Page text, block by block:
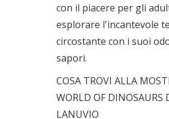
con il piacere per gli
esplorare l'incantevole
circostante con i suoi
sapori.
COSA TROVI ALLA
WORLD OF DINOSAURS
LANUVIO